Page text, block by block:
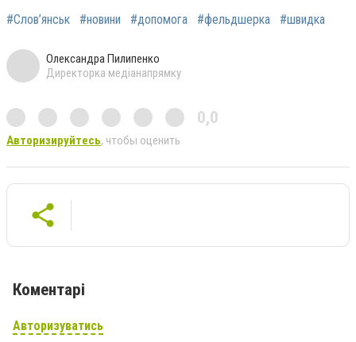
#Слов’янськ #новини #допомога #фельдшерка #швидка
Олександра Пилипенко
Директорка медіанапрямку
0,0
Авторизируйтесь, чтобы оценить
Коментарі
Авторизуватись